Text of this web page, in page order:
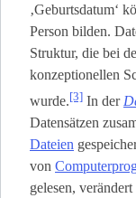
‚Geburtsdatum‘
Person bilden.
Struktur, die bei
konzeptionellen
wurde.[3] In der
Datensätzen
Dateien
von
gelesen,